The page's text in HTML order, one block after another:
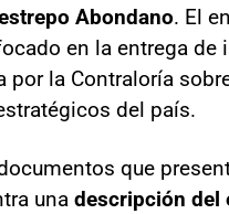
Abondano. El
en la entrega de
por la Contraloría
del país.
que
una descripción del